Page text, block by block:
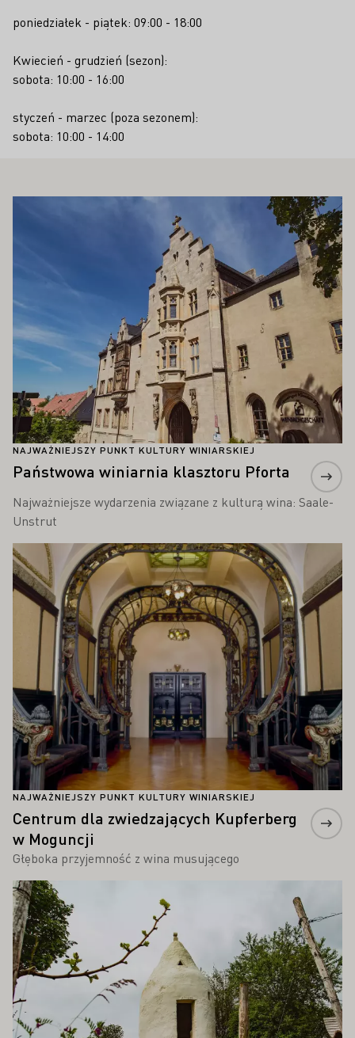
poniedziałek - piątek: 09:00 - 18:00
Kwiecień - grudzień (sezon):
sobota: 10:00 - 16:00
styczeń - marzec (poza sezonem):
sobota: 10:00 - 14:00
ZAINTERESOWAĆ
NAJWAŻNIEJSZY PUNKT KULTURY WINIARSKIEJ
Państwowa winiarnia klasztoru Pforta
Najważniejsze wydarzenia związane z kulturą wina: Saale-
Unstrut
Proszę dowiedzieć się więcej
NAJWAŻNIEJSZY PUNKT KULTURY WINIARSKIEJ
Centrum dla zwiedzających Kupferberg
w Moguncji
Głęboka przyjemność z wina musującego
Proszę dowiedzieć się więcej
Proszę dowiedzieć się więcej